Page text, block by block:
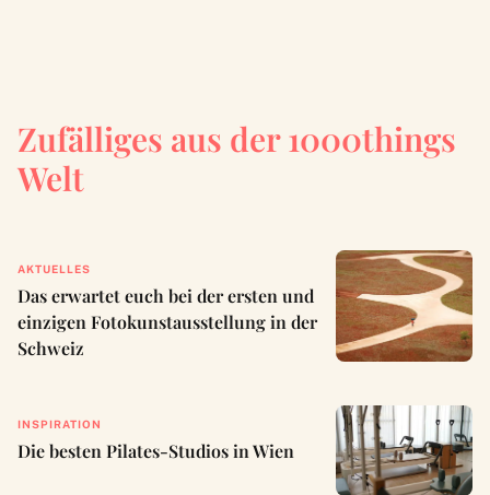
Zufälliges aus der 1000things
Welt
AKTUELLES
Das erwartet euch bei der ersten und
einzigen Fotokunstausstellung in der
Schweiz
INSPIRATION
Die besten Pilates-Studios in Wien